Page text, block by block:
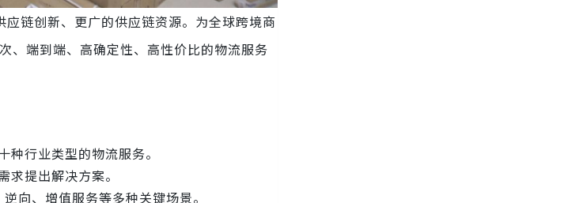
链创新、更广的供应链资源。为全球跨境商
、端到端、高确定性、高性价比的物流服务
行业类型的物流服务。
提出解决方案。
向、增值服务等多种关键场景。